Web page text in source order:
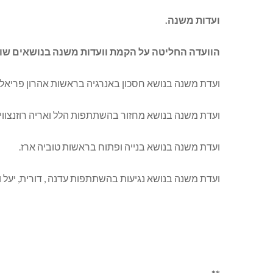
ועדות משנה.
הוועדה החליטה על הקמת וועדות משנה בנושאים
ועדת משנה בנושא חסכון באנרגיה בראשות אהרון
ועדת משנה בנושא מחזור בהשתתפות הלל ואריה
ועדת משנה בנושא בנייה ופתוח בראשות טוביה ארז.
ועדת משנה בנושא נגיעות בהשתתפות עדנה , דורית, יעל